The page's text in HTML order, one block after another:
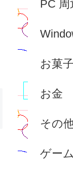
PC 周
お菓子
お金
その
ゲーム